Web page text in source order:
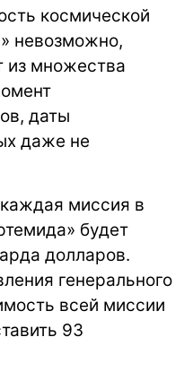
космической
невозможно,
из множества
даты
даже не
миссия в
будет
долларов.
генерального
всей миссии
93